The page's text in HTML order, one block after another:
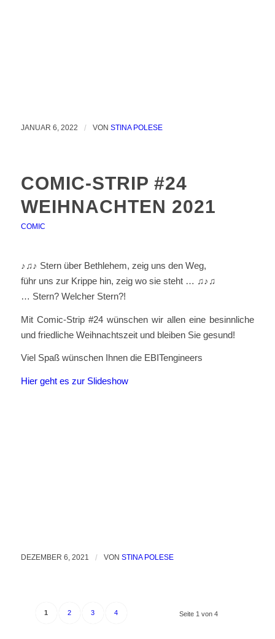
JANUAR 6, 2022 / VON STINA POLESE
COMIC-STRIP #24
WEIHNACHTEN 2021
COMIC
♪♫♪ Stern über Bethlehem, zeig uns den Weg,
führ uns zur Krippe hin, zeig wo sie steht … ♫♪♫
… Stern? Welcher Stern?!
Mit Comic-Strip #24 wünschen wir allen eine besinnliche
und friedliche Weihnachtszeit und bleiben Sie gesund!
Viel Spaß wünschen Ihnen die EBITengineers
Hier geht es zur Slideshow
DEZEMBER 6, 2021 / VON STINA POLESE
Seite 1 von 4
1 2 3 4